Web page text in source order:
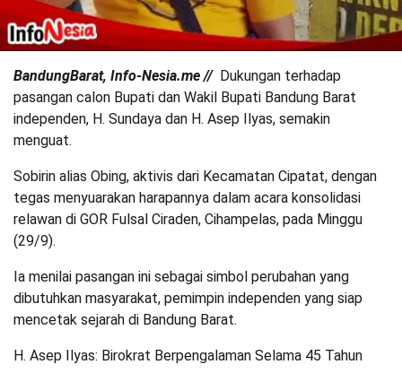
BandungBarat, Info-Nesia.me // Dukungan terhadap
pasangan calon Bupati dan Wakil Bupati Bandung Barat
independen, H. Sundaya dan H. Asep Ilyas, semakin
menguat.
Sobirin alias Obing, aktivis dari Kecamatan Cipatat, dengan
tegas menyuarakan harapannya dalam acara konsolidasi
relawan di GOR Fulsal Ciraden, Cihampelas, pada Minggu
(29/9).
Ia menilai pasangan ini sebagai simbol perubahan yang
dibutuhkan masyarakat, pemimpin independen yang siap
mencetak sejarah di Bandung Barat.
H. Asep Ilyas: Birokrat Berpengalaman Selama 45 Tahun